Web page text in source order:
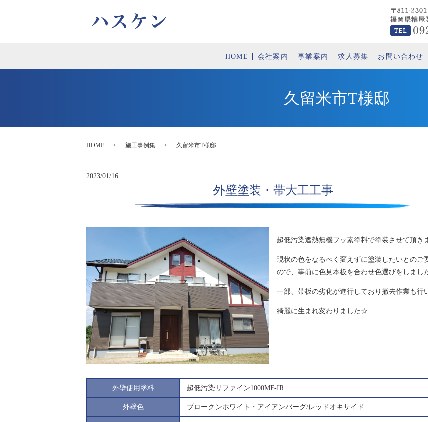
HOME 会社案内 事業案内 求人募集 お問い合わせ
久留米市T様邸
HOME 施工事例集 久留米市T様邸
2023/01/16
外壁塗装・帯大工工事
超低汚染遮熱無機フッ素塗料で塗装させて頂き
現状の色をなるべく変えずに塗装したいとのご
ので、事前に色見本板を合わせ色選びをしまし
一部、帯板の劣化が進行しており撤去作業も行
綺麗に生まれ変わりました☆
外壁使用塗料 超低汚染リファイン1000MF-IR
外壁色 ブロークンホワイト・アイアンバーグ/レッドオキサイド